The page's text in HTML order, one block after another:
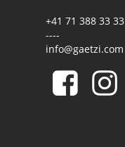
+41 71 388 33 33
----
info@gaetzi.com